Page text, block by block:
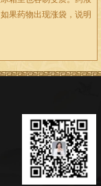
果药物出现涨袋，说明